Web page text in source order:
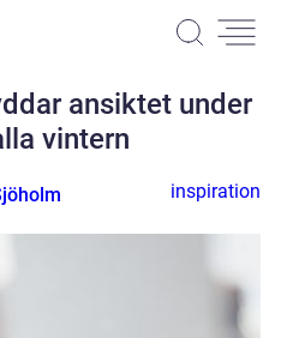
ansiktet under
vintern
inspiration